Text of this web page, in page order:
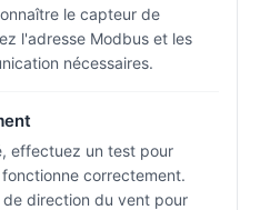
le capteur de
l'adresse Modbus et les
nécessaires.
effectuez un test pour
correctement.
de direction du vent pour